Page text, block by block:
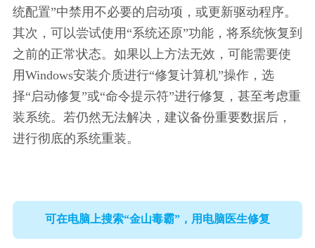
统配置”中禁用不必要的启动项，或更新驱动程序。
其次，可以尝试使用“系统还原”功能，将系统恢复到
之前的正常状态。如果以上方法无效，可能需要使
用Windows安装介质进行“修复计算机”操作，选
择“启动修复”或“命令提示符”进行修复，甚至考虑重
装系统。若仍然无法解决，建议备份重要数据后，
进行彻底的系统重装。
可在电脑上搜索“金山毒霸”，用电脑医生修复